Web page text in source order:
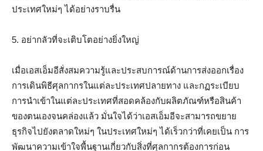
ประเทศใหม่ๆ ได้อย่างราบรื่น
5. อย่ากลัวที่จะเติบโตอย่างยิ่งใหญ่
เมื่อเอสเอ็มอีสั่งสมความรู้และประสบการณ์ด้านการส่งออกเรื่อง
การเดินพิธีศุลกากรในแต่ละประเทศปลายทาง และกฏระเบียบ
การนำเข้าในแต่ละประเทศที่สอดคล้องกับผลิตภัณฑ์หรือสินค้า
ของตนเองจนคล่องแล้ว มั่นใจได้ว่าเอสเอ็มอีจะสามารถขยาย
ธุรกิจไปยังตลาดใหม่ๆ ในประเทศใหม่ๆ ได้เร็วกว่าที่เคยเป็น การ
พัฒนาความเข้าใจพื้นฐานเกี่ยวกับสิ่งที่ศุลกากรต้องการก่อน